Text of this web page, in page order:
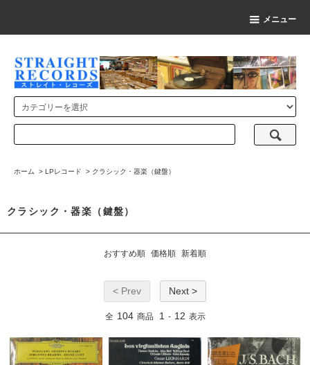
メニュー
ホーム > LPレコード > クラシック・器楽（鍵盤）
クラシック・器楽（鍵盤）
おすすめ順 価格順 新着順
< Prev Next >
全 104 商品 1 - 12 表示